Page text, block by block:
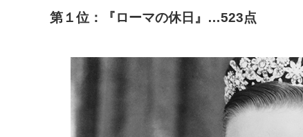
第１位：『ローマの休日』…523点